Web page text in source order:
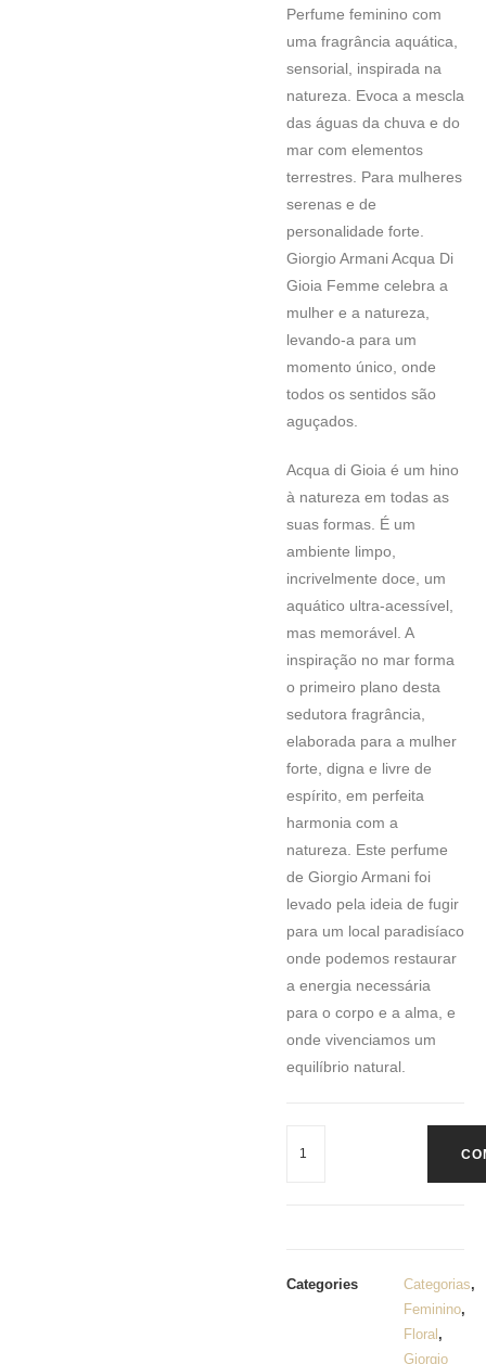
Perfume feminino com
uma fragrância aquática,
sensorial, inspirada na
natureza. Evoca a mescla
das águas da chuva e do
mar com elementos
terrestres. Para mulheres
serenas e de
personalidade forte.
Giorgio Armani Acqua Di
Gioia Femme celebra a
mulher e a natureza,
levando-a para um
momento único, onde
todos os sentidos são
aguçados.
Acqua di Gioia é um hino
à natureza em todas as
suas formas. É um
ambiente limpo,
incrivelmente doce, um
aquático ultra-acessível,
mas memorável. A
inspiração no mar forma
o primeiro plano desta
sedutora fragrância,
elaborada para a mulher
forte, digna e livre de
espírito, em perfeita
harmonia com a
natureza. Este perfume
de Giorgio Armani foi
levado pela ideia de fugir
para um local paradisíaco
onde podemos restaurar
a energia necessária
para o corpo e a alma, e
onde vivenciamos um
equilíbrio natural.
Categories Categorias,
Feminino,
Floral ,
Giorgio